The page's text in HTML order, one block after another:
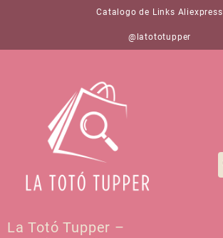
Catalogo de Links Aliexpress
@latototupper
La Totó Tupper –